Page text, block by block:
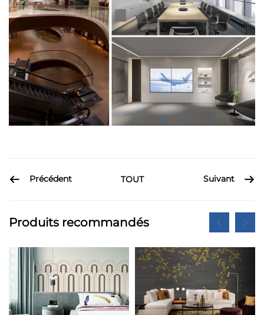
Précédent TOUT Suivant
Produits recommandés